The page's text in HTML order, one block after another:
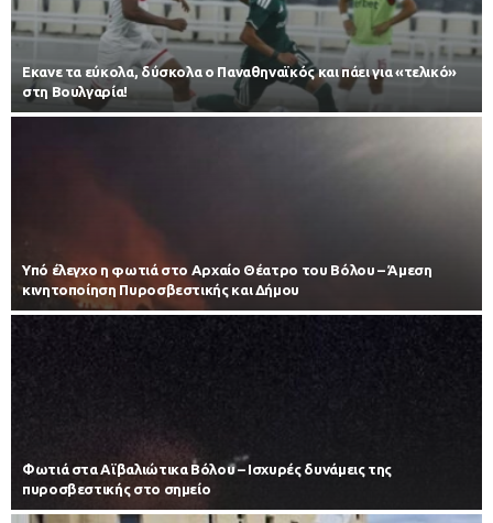
Εκανε τα εύκολα, δύσκολα ο Παναθηναϊκός και πάει για «τελικό»
στη Βουλγαρία!
Υπό έλεγχο η φωτιά στο Αρχαίο Θέατρο του Βόλου – Άμεση
κινητοποίηση Πυροσβεστικής και Δήμου
Φωτιά στα Αϊβαλιώτικα Βόλου – Ισχυρές δυνάμεις της
πυροσβεστικής στο σημείο